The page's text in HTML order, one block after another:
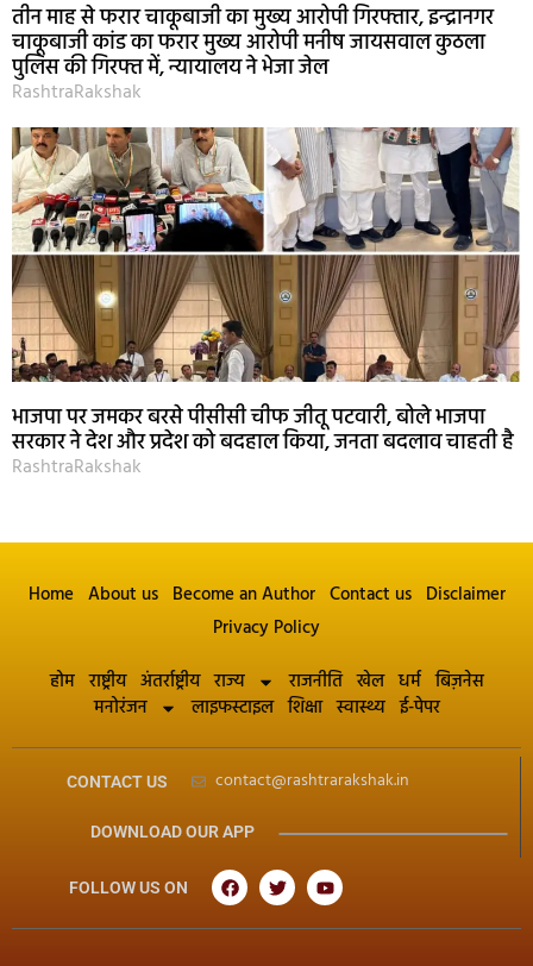
तीन माह से फरार चाकूबाजी का मुख्य आरोपी गिरफ्तार, इन्द्रानगर
चाकूबाजी कांड का फरार मुख्य आरोपी मनीष जायसवाल कुठला
पुलिस की गिरफ्त में, न्यायालय ने भेजा जेल
RashtraRakshak
भाजपा पर जमकर बरसे पीसीसी चीफ जीतू पटवारी, बोले भाजपा
सरकार ने देश और प्रदेश को बदहाल किया, जनता बदलाव चाहती है
RashtraRakshak
Home About us Become an Author Contact us Disclaimer
Privacy Policy
होम राष्ट्रीय अंतर्राष्ट्रीय राज्य राजनीति खेल धर्म बिज़नेस
मनोरंजन
लाइफस्टाइल शिक्षा स्वास्थ्य ई-पेपर
CONTACT US contact@rashtrarakshak.in
DOWNLOAD OUR APP
FOLLOW US ON